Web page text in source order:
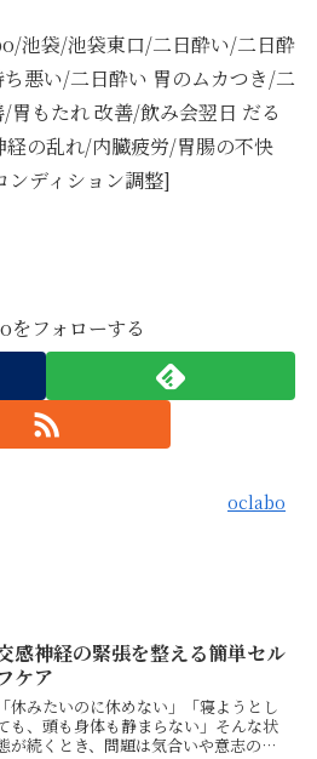
池袋/池袋東口/二日酔い/二日酔
悪い/二日酔い 胃のムカつき/二
胃もたれ 改善/飲み会翌日 だる
の乱れ/内臓疲労/胃腸の不快
ディション調整]
フォローする
oclabo
感神経の緊張を整える簡単セル
ケア
「休みたいのに休めない」「寝ようとし
も、頭も身体も静まらない」そんな状
が続くとき、問題は気合いや意志の弱